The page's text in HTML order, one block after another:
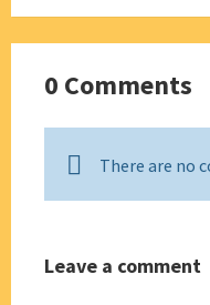
0 Comments
There are no
Leave a comment